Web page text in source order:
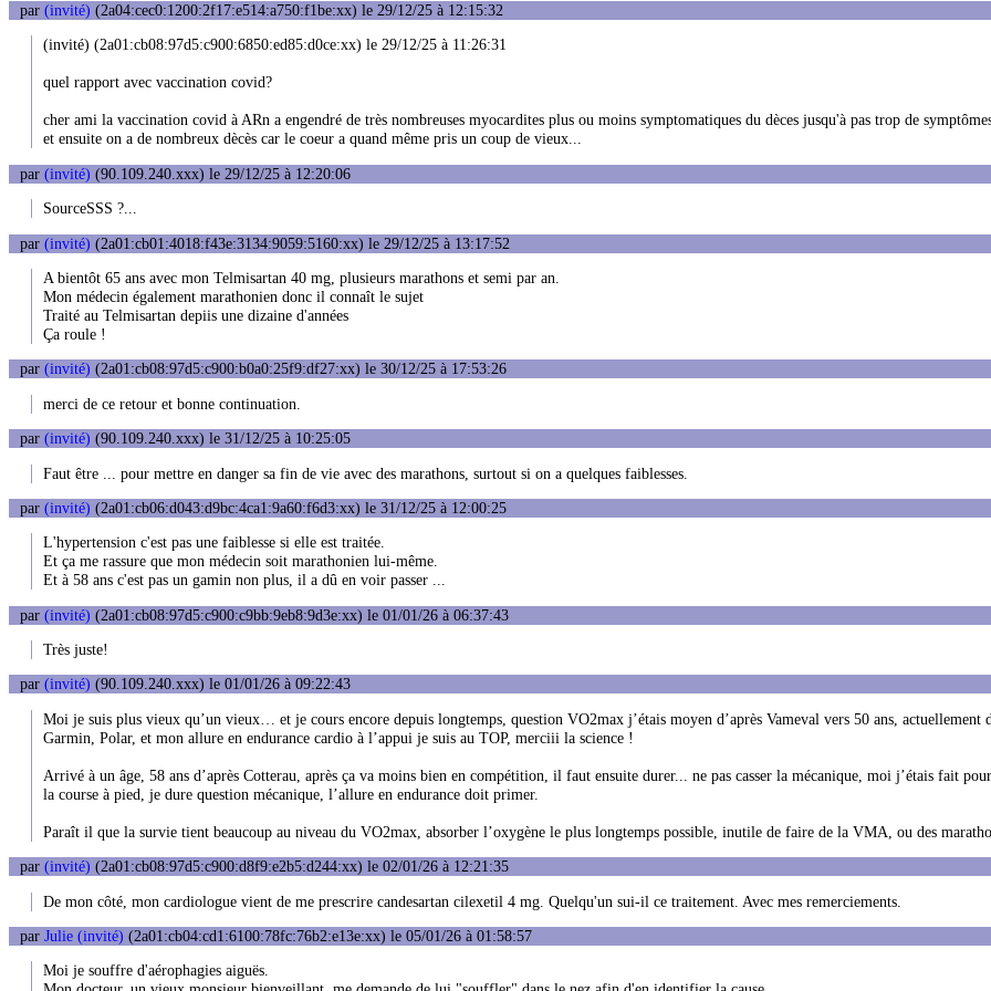
par (invité) (2a04:cec0:1200:2f17:e514:a750:f1be:xx) le 29/12/25 à 12:15:32
(invité) (2a01:cb08:97d5:c900:6850:ed85:d0ce:xx) le 29/12/25 à 11:26:31
quel rapport avec vaccination covid?
cher ami la vaccination covid à ARn a engendré de très nombreuses myocardites plus ou moins symptomatiques du dèces jusqu'à pas trop de
et ensuite on a de nombreux dècès car le coeur a quand même pris un coup de vieux...
par (invité) (90.109.240.xxx) le 29/12/25 à 12:20:06
SourceSSS ?...
par (invité) (2a01:cb01:4018:f43e:3134:9059:5160:xx) le 29/12/25 à 13:17:52
A bientôt 65 ans avec mon Telmisartan 40 mg, plusieurs marathons et semi par an.
Mon médecin également marathonien donc il connaît le sujet
Traité au Telmisartan depiis une dizaine d'années
Ça roule !
par (invité) (2a01:cb08:97d5:c900:b0a0:25f9:df27:xx) le 30/12/25 à 17:53:26
merci de ce retour et bonne continuation.
par (invité) (90.109.240.xxx) le 31/12/25 à 10:25:05
Faut être ... pour mettre en danger sa fin de vie avec des marathons, surtout si on a quelques faiblesses.
par (invité) (2a01:cb06:d043:d9bc:4ca1:9a60:f6d3:xx) le 31/12/25 à 12:00:25
L'hypertension c'est pas une faiblesse si elle est traitée.
Et ça me rassure que mon médecin soit marathonien lui-même.
Et à 58 ans c'est pas un gamin non plus, il a dû en voir passer ...
par (invité) (2a01:cb08:97d5:c900:c9bb:9eb8:9d3e:xx) le 01/01/26 à 06:37:43
Très juste!
par (invité) (90.109.240.xxx) le 01/01/26 à 09:22:43
Moi je suis plus vieux qu’un vieux… et je cours encore depuis longtemps, question VO2max j’étais moyen d’après Vameval vers 50 ans, actuellement
Garmin, Polar, et mon allure en endurance cardio à l’appui je suis au TOP, merciii la science !
Arrivé à un âge, 58 ans d’après Cotterau, après ça va moins bien en compétition, il faut ensuite durer... ne pas casser la mécanique, moi j’étais fait
la course à pied, je dure question mécanique, l’allure en endurance doit primer.
Paraît il que la survie tient beaucoup au niveau du VO2max, absorber l’oxygène le plus longtemps possible, inutile de faire de la VMA, ou des
par (invité) (2a01:cb08:97d5:c900:d8f9:e2b5:d244:xx) le 02/01/26 à 12:21:35
De mon côté, mon cardiologue vient de me prescrire candesartan cilexetil 4 mg. Quelqu'un sui-il ce traitement. Avec mes remerciements.
par Julie (invité) (2a01:cb04:cd1:6100:78fc:76b2:e13e:xx) le 05/01/26 à 01:58:57
Moi je souffre d'aérophagies aiguës.